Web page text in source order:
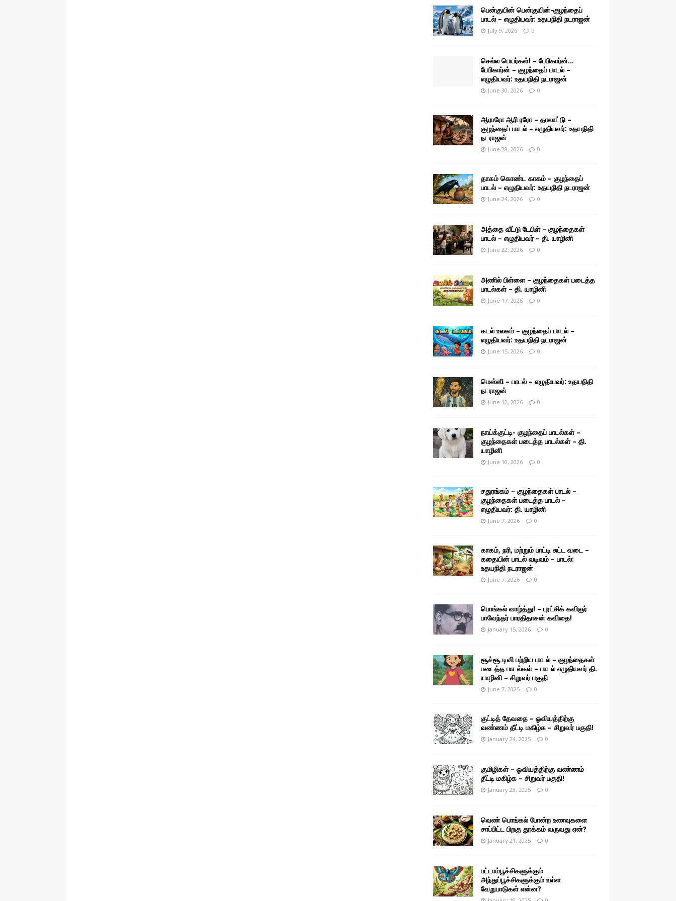
பென்குயின் பென்குயின்-குழந்தைப்
பாடல் – எழுதியவர்: உதயநிதி நடராஜன்
July 9, 2026 0
செல்ல பெயர்கள்! – பேபிகார்ன்…
பேபிகார்ன் – குழந்தைப் பாடல் –
எழுதியவர்: உதயநிதி நடராஜன்
June 30, 2026 0
ஆராரோ ஆரி ரரோ – தாலாட்டு –
குழந்தைப் பாடல் – எழுதியவர்: உதயநிதி
நடராஜன்
June 28, 2026 0
தாகம் கொண்ட காகம் – குழந்தைப்
பாடல் – எழுதியவர்: உதயநிதி நடராஜன்
June 24, 2026 0
அத்தை வீட்டு டேபிள் – குழந்தைகள்
பாடல் – எழுதியவர் – தி. யாழினி
June 22, 2026 0
அணில் பிள்ளை – குழந்தைகள் படைத்த
பாடல்கள் – தி. யாழினி
June 17, 2026 0
கடல் உலகம் – குழந்தைப் பாடல் –
எழுதியவர்: உதயநிதி நடராஜன்
June 15, 2026 0
மெஸ்ஸி – பாடல் – எழுதியவர்: உதயநிதி
நடராஜன்
June 12, 2026 0
நாய்க்குட்டி- குழந்தைப் பாடல்கள் –
குழந்தைகள் படைத்த பாடல்கள் – தி.
யாழினி
June 10, 2026 0
சதுரங்கம் – குழந்தைகள் பாடல் –
குழந்தைகள் படைத்த பாடல் –
எழுதியவர்: தி. யாழினி
June 7, 2026 0
காகம், நரி, மற்றும் பாட்டி சுட்ட வடை –
கதையின் பாடல் வடிவம் – பாடல்:
உதயநிதி நடராஜன்
June 7, 2026 0
பொங்கல் வாழ்த்து! – புரட்சிக் கவிஞர்
பாவேந்தர் பாரதிதாசன் கவிதை!
January 15, 2026 0
சூச்சூ டிவி பற்றிய பாடல் – குழந்தைகள்
படைத்த பாடல்கள் – பாடல் எழுதியவர் தி.
யாழினி – சிறுவர் பகுதி
June 7, 2025 0
குட்டித் தேவதை – ஓவியத்திற்கு
வண்ணம் தீட்டி மகிழ்க – சிறுவர் பகுதி!
January 24, 2025 0
குமிழிகள் – ஓவியத்திற்கு வண்ணம்
தீட்டி மகிழ்க – சிறுவர் பகுதி!
January 23, 2025 0
வெண் பொங்கல் போன்ற உணவுகளை
சாப்பிட்ட பிறகு தூக்கம் வருவது ஏன்?
January 21, 2025 0
பட்டாம்பூச்சிகளுக்கும்
அந்துப்பூச்சிகளுக்கும் உள்ள
வேறுபாடுகள் என்ன?